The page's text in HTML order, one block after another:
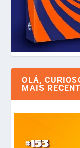
OLÁ,
MAIS